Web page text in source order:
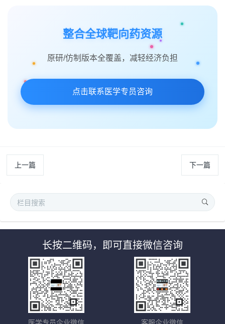
整合全球靶向药资源
原研/仿制版本全覆盖，减轻经济负担
点击联系医学专员咨询
上一篇 下一篇
长按二维码，即可直接微信咨询